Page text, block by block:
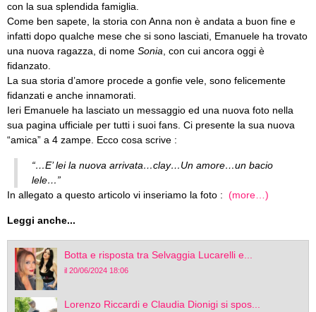
con la sua splendida famiglia.
Come ben sapete, la storia con Anna non è andata a buon fine e
infatti dopo qualche mese che si sono lasciati, Emanuele ha trovato
una nuova ragazza, di nome Sonia , con cui ancora oggi è
fidanzato.
La sua storia d’amore procede a gonfie vele, sono felicemente
fidanzati e anche innamorati.
Ieri Emanuele ha lasciato un messaggio ed una nuova foto nella
sua pagina ufficiale per tutti i suoi fans. Ci presente la sua nuova
“amica” a 4 zampe. Ecco cosa scrive :
“…E’ lei la nuova arrivata…clay…Un amore…un bacio
lele…”
In allegato a questo articolo vi inseriamo la foto : (more…)
Leggi anche...
Botta e risposta tra Selvaggia Lucarelli e...
il 20/06/2024 18:06
Lorenzo Riccardi e Claudia Dionigi si spos...